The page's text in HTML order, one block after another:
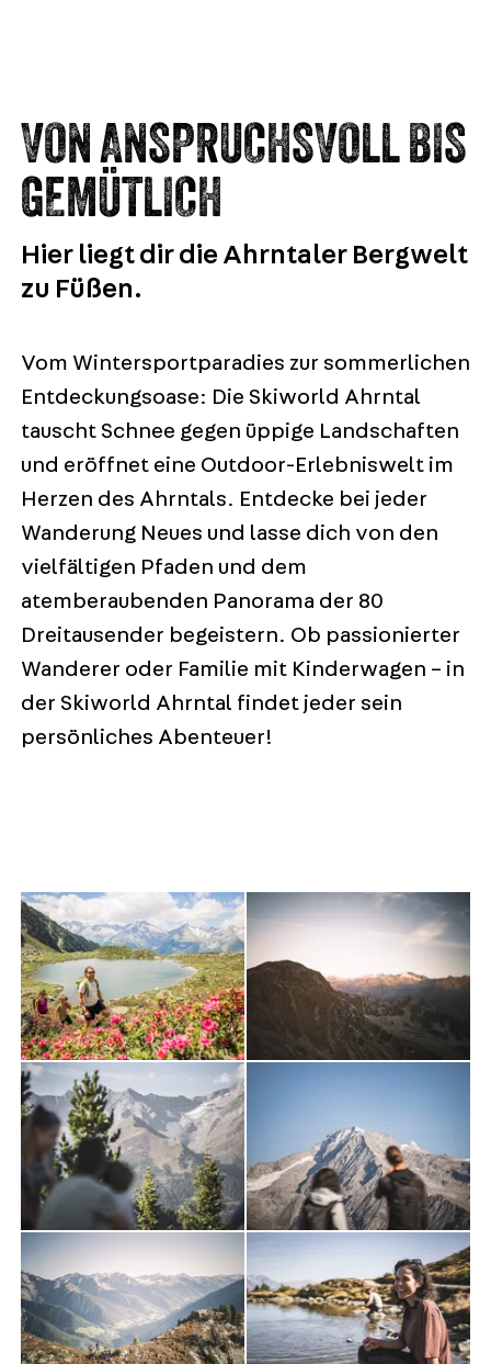
VON ANSPRUCHSVOLL BIS
GEMÜTLICH
Hier liegt dir die Ahrntaler Bergwelt
zu Füßen.
Vom Wintersportparadies zur sommerlichen
Entdeckungsoase: Die Skiworld Ahrntal
tauscht Schnee gegen üppige Landschaften
und eröffnet eine Outdoor-Erlebniswelt im
Herzen des Ahrntals. Entdecke bei jeder
Wanderung Neues und lasse dich von den
vielfältigen Pfaden und dem
atemberaubenden Panorama der 80
Dreitausender begeistern. Ob passionierter
Wanderer oder Familie mit Kinderwagen – in
der Skiworld Ahrntal findet jeder sein
persönliches Abenteuer!